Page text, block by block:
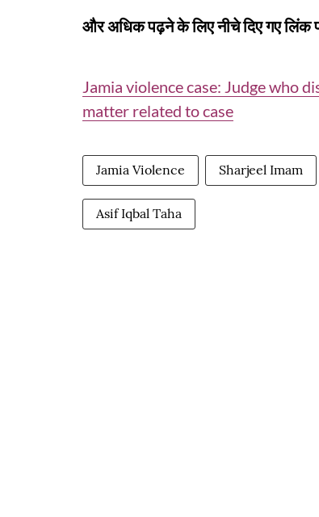
और अधिक पढ़ने के लिए नीचे दिए गए लिंक
Jamia violence case: Judge who
matter related to case
Jamia Violence Sharjeel Imam
Asif Iqbal Taha